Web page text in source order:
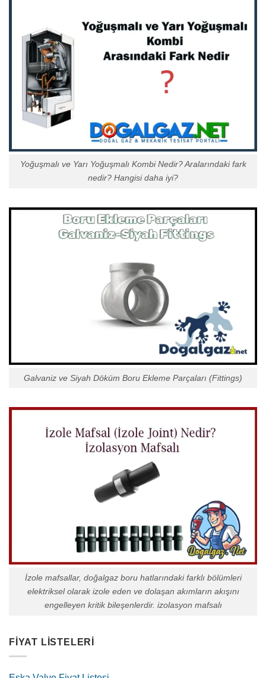
Yoğuşmalı ve Yarı Yoğuşmalı Kombi Nedir? Aralarındaki fark
nedir? Hangisi daha iyi?
Galvaniz ve Siyah Döküm Boru Ekleme Parçaları (Fittings)
İzole mafsallar, doğalgaz boru hatlarındaki farklı bölümleri
elektriksel olarak izole eden ve dolaşan akımların akışını
engelleyen kritik bileşenlerdir. izolasyon mafsalı
FIYAT LISTELERI